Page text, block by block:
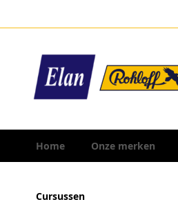
naar
inhoud
Home Onze merken
Cursussen